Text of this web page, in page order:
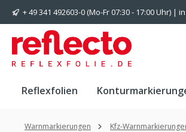
Hauptinhalt springen
Zur Suche springen
Zur Hauptnavigation springen
+ 49 341 492603-0 (Mo-Fr 07:30 - 17:00 Uhr) |
Reflexfolien
Warnmarkierungen Kfz-